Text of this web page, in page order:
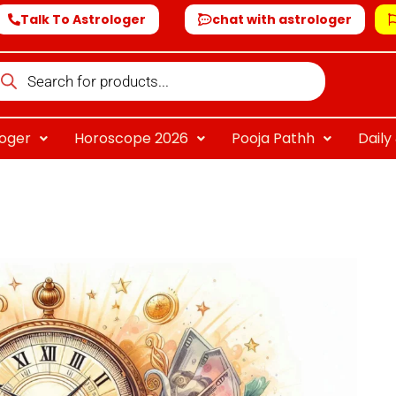
Talk To Astrologer chat with astrologer
Horoscope 2026 Pooja Pathh